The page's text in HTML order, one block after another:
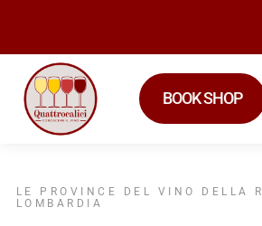
BOOK SHOP
LE PROVINCE DEL VINO DELLA
LOMBARDIA